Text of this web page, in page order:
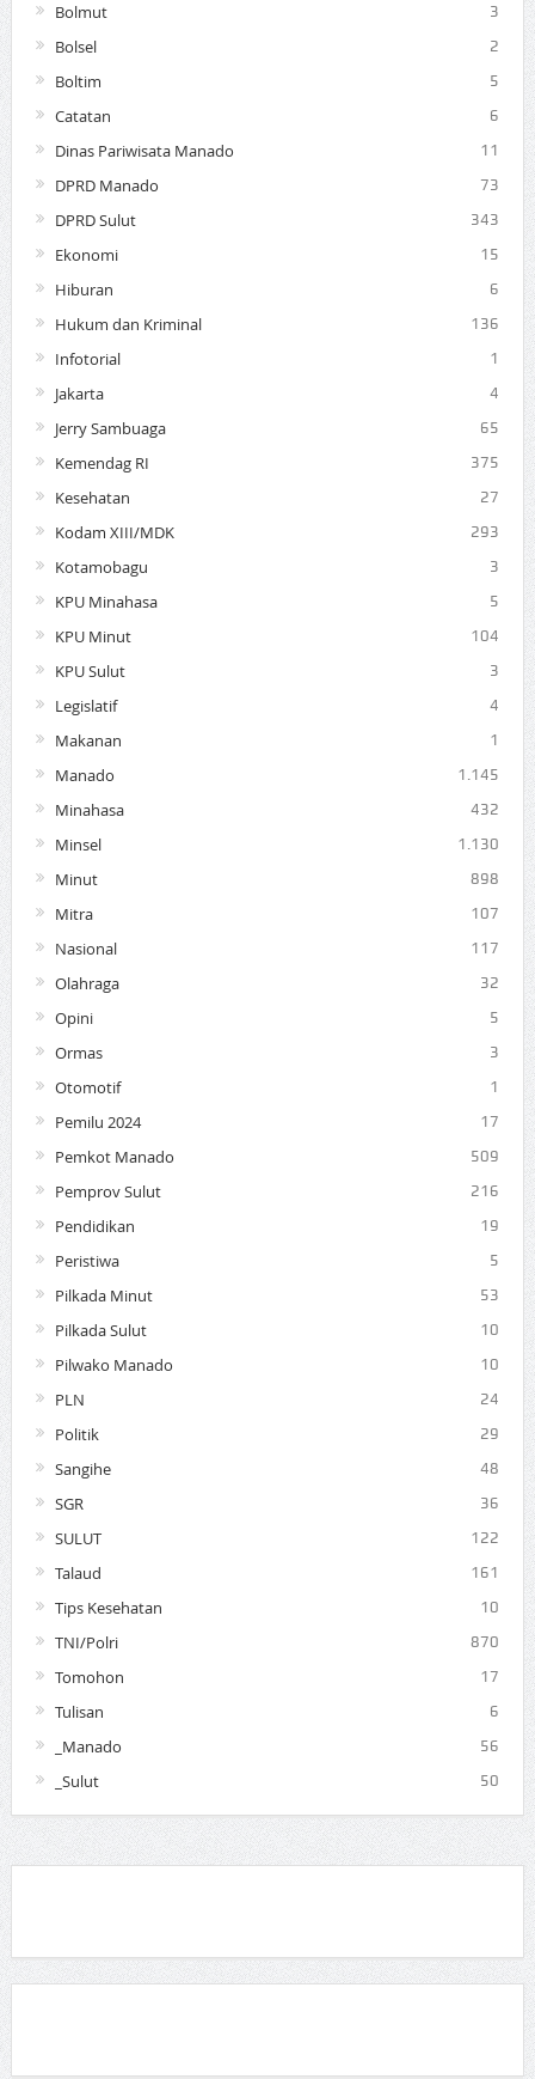
Bolmut 3
Bolsel 2
Boltim 5
Catatan 6
Dinas Pariwisata Manado 11
DPRD Manado 73
DPRD Sulut 343
Ekonomi 15
Hiburan 6
Hukum dan Kriminal 136
Infotorial 1
Jakarta 4
Jerry Sambuaga 65
Kemendag RI 375
Kesehatan 27
Kodam XIII/MDK 293
Kotamobagu 3
KPU Minahasa 5
KPU Minut 104
KPU Sulut 3
Legislatif 4
Makanan 1
Manado 1.145
Minahasa 432
Minsel 1.130
Minut 898
Mitra 107
Nasional 117
Olahraga 32
Opini 5
Ormas 3
Otomotif 1
Pemilu 2024 17
Pemkot Manado 509
Pemprov Sulut 216
Pendidikan 19
Peristiwa 5
Pilkada Minut 53
Pilkada Sulut 10
Pilwako Manado 10
PLN 24
Politik 29
Sangihe 48
SGR 36
SULUT 122
Talaud 161
Tips Kesehatan 10
TNI/Polri 870
Tomohon 17
Tulisan 6
_Manado 56
_Sulut 50